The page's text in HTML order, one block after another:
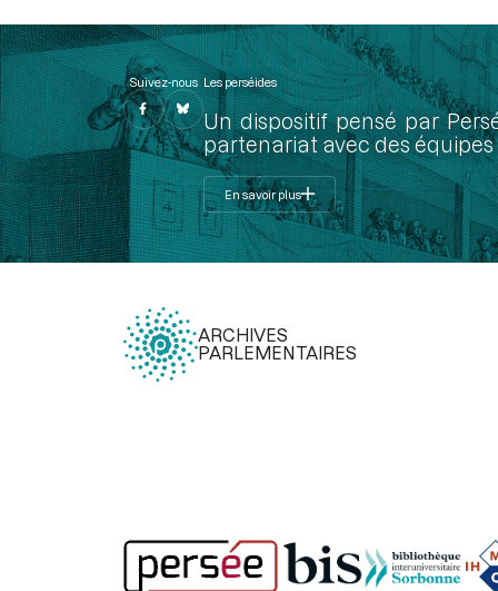
Suivez-nous Les perséides
Un dispositif pensé par
partenariat avec des
En savoir plus
ARCHIVES
PARLEMENTAIRES